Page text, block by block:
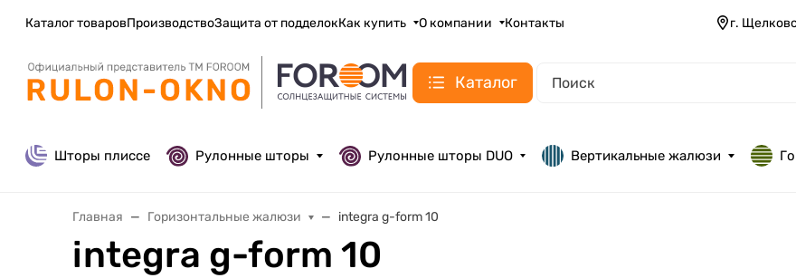
Каталог товаровПроизводствоЗащита от подделокКак купить О компании Контакты г.
Каталог
Шторы плиссе Рулонные шторы Рулонные шторы DUO Вертикальные жалюзи
Главная Горизонтальные жалюзи integra g-form 10
integra g-form 10